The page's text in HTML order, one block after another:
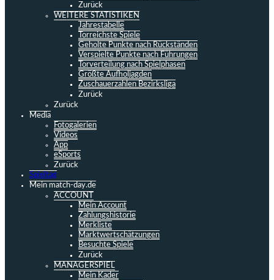
Zurück
WEITERE STATISTIKEN
Jahrestabelle
Torreichste Spiele
Geholte Punkte nach Rückständen
Verspielte Punkte nach Führungen
Torverteilung nach Spielphasen
Größte Aufholjagden
Zuschauerzahlen Bezirksliga
Zurück
Zurück
Media
Fotogalerien
Videos
App
eSports
Zurück
Spieltag
Mein match-day.de
ACCOUNT
Mein Account
Zahlungshistorie
Merkliste
Marktwertschätzungen
Besuchte Spiele
Zurück
MANAGERSPIEL
Mein Kader